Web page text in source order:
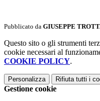
Pubblicato da GIUSEPPE
Questo sito o gli strumenti
cookie necessari al
COOKIE POLICY.
Personalizza Rifiuta tutti i
Gestione cookie